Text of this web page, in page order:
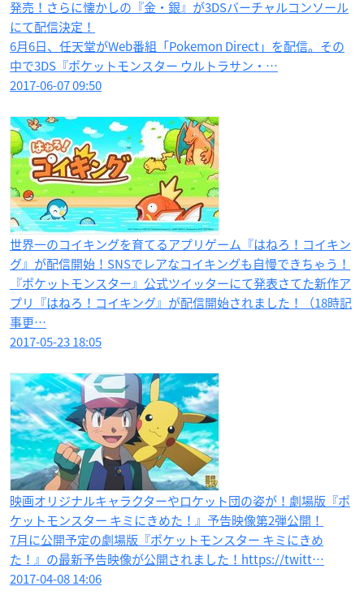
発売！さらに懐かしの『金・銀』が3DSバーチャルコンソール
にて配信決定！
6月6日、任天堂がWeb番組「Pokemon Direct」を配信。その
中で3DS『ポケットモンスター ウルトラサン・…
2017-06-07 09:50
世界一のコイキングを育てるアプリゲーム『はねろ！コイキン
グ』が配信開始！SNSでレアなコイキングも自慢できちゃう！
『ポケットモンスター』公式ツイッターにて発表さてた新作ア
プリ『はねろ！コイキング』が配信開始されました！（18時記
事更…
2017-05-23 18:05
映画オリジナルキャラクターやロケット団の姿が！劇場版『ポ
ケットモンスター キミにきめた！』予告映像第2弾公開！
7月に公開予定の劇場版『ポケットモンスター キミにきめ
た！』の最新予告映像が公開されました！https://twitt…
2017-04-08 14:06